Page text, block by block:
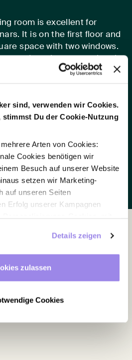
sind, verwenden wir Cookies.
Du der Cookie-Nutzung
Arten von Cookies:
Cookies benötigen wir
Besuch auf unserer Website
setzen wir Marketing-
auf unseren Seiten
Erfolg unserer Kampagnen
Du kannst jederzeit – auch
welche Cookies Du zulässt und
Details zeigen
zulassen
Cookies
room is excellent for
It is on the first floor and
space with two windows.
good, as the carpet absorbs
It is regularly
and, in summer, our
place to relax and clear your
now